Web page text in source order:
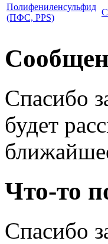
Полифениленсульфид
(ПФС, PPS)
Спасибо
будет
Что-то
Спасибо